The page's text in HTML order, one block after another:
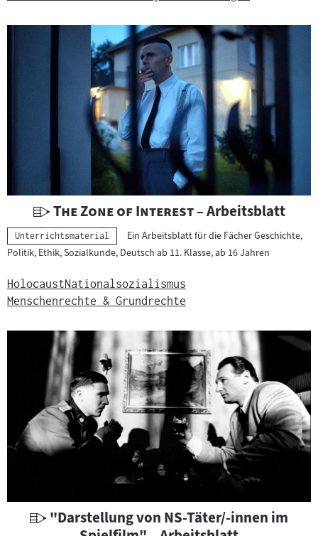
h
a
l
:
U
n
t
e
r
r
c
h
t
s
m
a
t
e
a
"
The Zone of Interest"
– Arbeitsblatt
Kategorie:
Unterrichtsmaterial
Ein Arbeitsblatt für die Fächer Geschichte,
Politik, Ethik, Sozialkunde, Deutsch ab 11. Klasse, ab 16 Jahren
HolocaustNationalsozialismus
Menschenrechte & Grundrechte
U
"Darstellung von NS-Täter/-innen im